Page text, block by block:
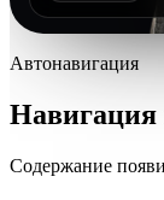
Автонавигация
Навигация
Содержание